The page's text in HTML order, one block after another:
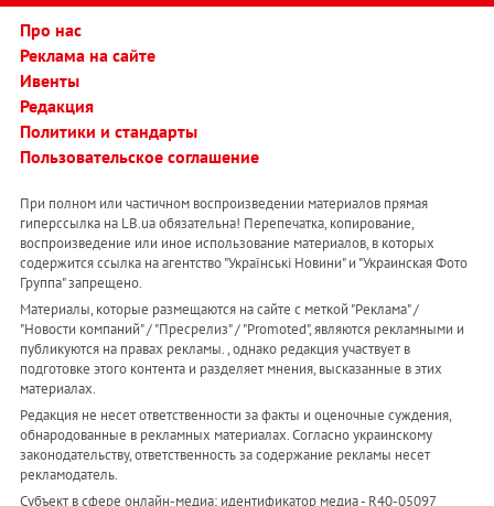
Про нас
Реклама на сайте
Ивенты
Редакция
Политики и стандарты
Пользовательское соглашение
При полном или частичном воспроизведении материалов прямая
гиперссылка на LB.ua обязательна! Перепечатка, копирование,
воспроизведение или иное использование материалов, в которых
содержится ссылка на агентство "Українськi Новини" и "Украинская Фото
Группа" запрещено.
Материалы, которые размещаются на сайте с меткой "Реклама" /
"Новости компаний" / "Пресрелиз" / "Promoted", являются рекламными и
публикуются на правах рекламы. , однако редакция участвует в
подготовке этого контента и разделяет мнения, высказанные в этих
материалах.
Редакция не несет ответственности за факты и оценочные суждения,
обнародованные в рекламных материалах. Согласно украинскому
законодательству, ответственность за содержание рекламы несет
рекламодатель.
Субъект в сфере онлайн-медиа; идентификатор медиа - R40-05097